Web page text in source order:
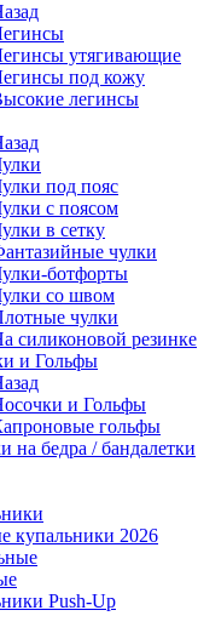
утягивающие
под кожу
легинсы
под пояс
с поясом
в сетку
чулки
ботфорты
со швом
чулки
силиконовой резинке
и Гольфы
и Гольфы
гольфы
на бедра / бандалетки
купальники 2026
Push-Up